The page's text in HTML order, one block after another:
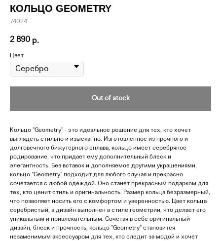
КОЛЬЦО GEOMETRY
74024
2 890 р.
Цвет
Out of stock
Кольцо "Geometry" - это идеальное решение для тех, кто хочет
выглядеть стильно и изысканно. Изготовленное из прочного и
долговечного бижутерного сплава, кольцо имеет серебряное
родирование, что придает ему дополнительный блеск и
элегантность. Без вставок и дополняемое другими украшениями,
кольцо "Geometry" подходит для любого случая и прекрасно
сочетается с любой одеждой. Оно станет прекрасным подарком для
тех, кто ценит стиль и оригинальность. Размер кольца безразмерный,
что позволяет носить его с комфортом и уверенностью. Цвет кольца
серебристый, а дизайн выполнен в стиле геометрии, что делает его
уникальным и привлекательным. Сочетая в себе оригинальный
дизайн, блеск и прочность, кольцо "Geometry" становится
незаменимым аксессуаром для тех, кто следит за модой и хочет